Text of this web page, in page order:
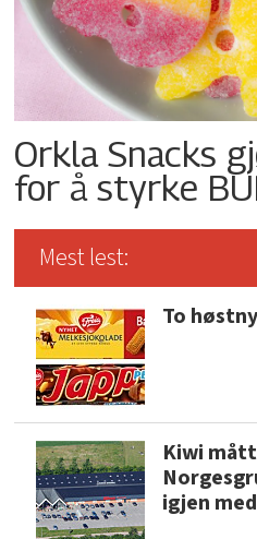
Orkla Snacks
for å styrke
Mest lest:
To
Kiwi
igjen